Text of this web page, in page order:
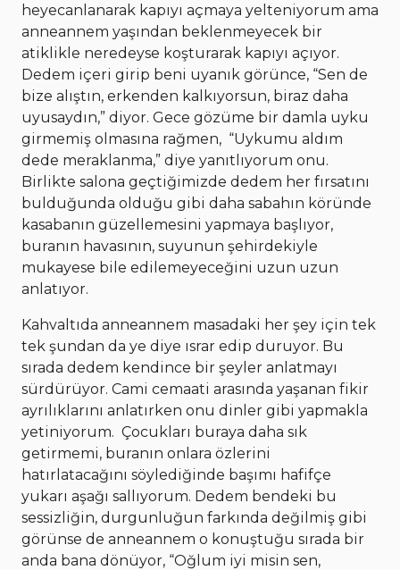
heyecanlanarak kapıyı açmaya yelteniyorum ama
anneannem yaşından beklenmeyecek bir
atiklikle neredeyse koşturarak kapıyı açıyor.
Dedem içeri girip beni uyanık görünce, “Sen de
bize alıştın, erkenden kalkıyorsun, biraz daha
uyusaydın,” diyor. Gece gözüme bir damla uyku
girmemiş olmasına rağmen, “Uykumu aldım
dede meraklanma,” diye yanıtlıyorum onu.
Birlikte salona geçtiğimizde dedem her fırsatını
bulduğunda olduğu gibi daha sabahın köründe
kasabanın güzellemesini yapmaya başlıyor,
buranın havasının, suyunun şehirdekiyle
mukayese bile edilemeyeceğini uzun uzun
anlatıyor.
Kahvaltıda anneannem masadaki her şey için tek
tek şundan da ye diye ısrar edip duruyor. Bu
sırada dedem kendince bir şeyler anlatmayı
sürdürüyor. Cami cemaati arasında yaşanan fikir
ayrılıklarını anlatırken onu dinler gibi yapmakla
yetiniyorum. Çocukları buraya daha sık
getirmemi, buranın onlara özlerini
hatırlatacağını söylediğinde başımı hafifçe
yukarı aşağı sallıyorum. Dedem bendeki bu
sessizliğin, durgunluğun farkında değilmiş gibi
görünse de anneannem o konuştuğu sırada bir
anda bana dönüyor, “Oğlum iyi misin sen,